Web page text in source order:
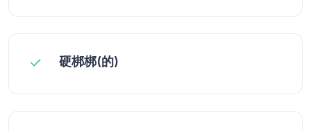
硬梆梆(的)